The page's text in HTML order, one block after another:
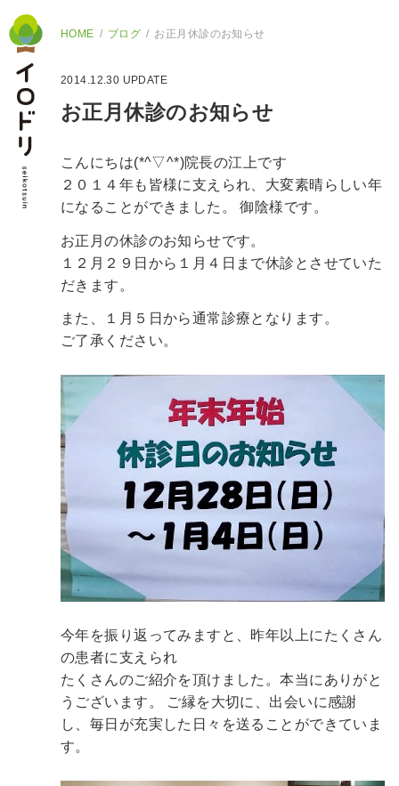
HOME ブログ お正月休診のお知らせ
2014.12.30 UPDATE
お正月休診のお知らせ
こんにちは(*^▽^*)院長の江上です
２０１４年も皆様に支えられ、大変素晴らしい年
になることができました。
御陰様です。
お正月の休診のお知らせです。
１２月２９日から１月４日まで休診とさせていた
だきます。
また、１月５日から通常診療となります。
ご了承ください。
今年を振り返ってみますと、昨年以上にたくさん
の患者に支えられ
たくさんのご紹介を頂けました。本当にありがと
うございます。
ご縁を大切に、出会いに感謝
し、毎日が充実した日々を送ることができていま
す。